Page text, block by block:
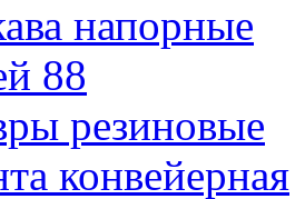
напорные
88
резиновые
конвейерная